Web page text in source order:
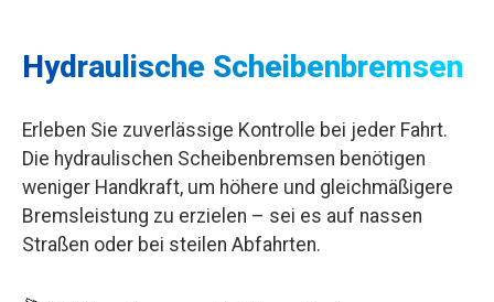
Hydraulische Scheibenbremsen
Erleben Sie zuverlässige Kontrolle bei jeder Fahrt.
Die hydraulischen Scheibenbremsen benötigen
weniger Handkraft, um höhere und gleichmäßigere
Bremsleistung zu erzielen – sei es auf nassen
Straßen oder bei steilen Abfahrten.